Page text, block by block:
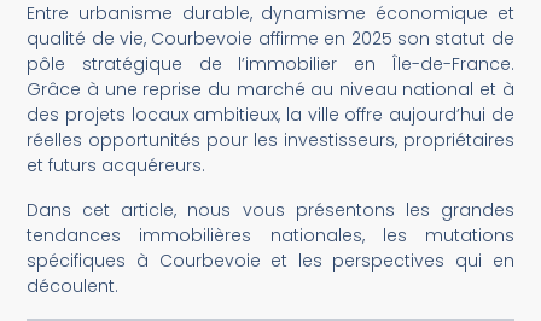
Entre urbanisme durable, dynamisme économique et
qualité de vie, Courbevoie affirme en 2025 son statut de
pôle stratégique de l’immobilier en Île-de-France.
Grâce à une reprise du marché au niveau national et à
des projets locaux ambitieux, la ville offre aujourd’hui de
réelles opportunités pour les investisseurs, propriétaires
et futurs acquéreurs.
Dans cet article, nous vous présentons les grandes
tendances immobilières nationales, les mutations
spécifiques à Courbevoie et les perspectives qui en
découlent.